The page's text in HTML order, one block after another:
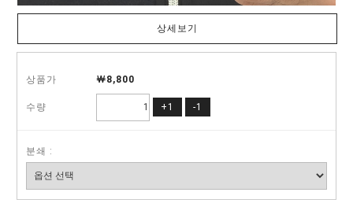
상세보기
상품가 ￦8,800
수량 +1 -1
분쇄 :